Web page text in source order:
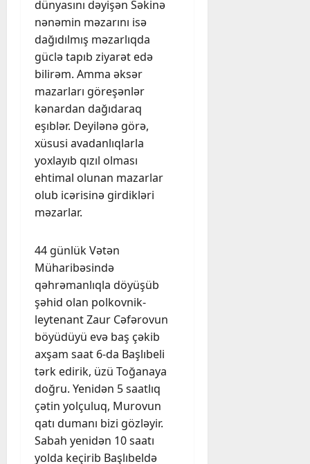
dünyasını dəyişən Səkinə
nənəmin məzarını isə
dağıdılmış məzarlıqda
güclə tapıb ziyarət edə
bilirəm. Amma əksər
mazarları göreşənlər
kənardan dağıdaraq
eşıblər. Deyilənə görə,
xüsusi avadanlıqlarla
yoxlayıb qızıl olması
ehtimal olunan mazarlar
olub icərisinə girdikləri
məzarlar.
44 günlük Vətən
Müharibəsində
qəhrəmanlıqla döyüşüb
şəhid olan polkovnik-
leytenant Zaur Cəfərovun
böyüdüyü evə baş çəkib
axşam saat 6-da Başlıbeli
tərk edirik, üzü Toğanaya
doğru. Yenidən 5 saatlıq
çətin yolçuluq, Murovun
qatı dumanı bizi gözləyir.
Sabah yenidən 10 saatı
yolda keçirib Başlıbeldə